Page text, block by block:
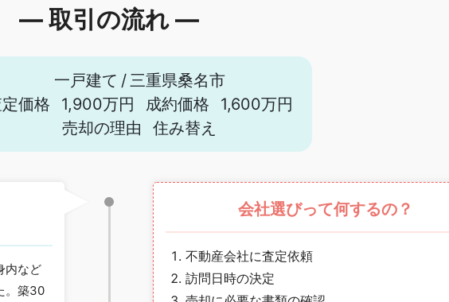
― 取引の流れ ―
一戸建て /三重県桑名市
価格
1,900万円 成約価格
1,600万円
売却の理由
住み替え
内など
。築30
会社選びって何するの？
不動産会社に査定依頼
訪問日時の決定